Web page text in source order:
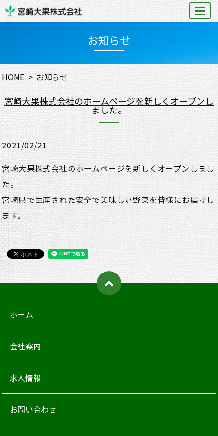
お知らせ
HOME お知らせ
宮崎大果株式会社のホームページを新しくオープンし
ました。
2021/02/21
宮崎大果株式会社のホームページを新しくオープンしまし
た。
宮崎県で生産された安全で美味しい野菜を皆様にお届けし
ます。
ホーム
会社案内
求人情報
お問い合わせ